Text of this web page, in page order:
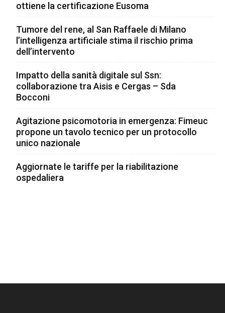
ottiene la certificazione Eusoma
Tumore del rene, al San Raffaele di Milano
l’intelligenza artificiale stima il rischio prima
dell’intervento
Impatto della sanità digitale sul Ssn:
collaborazione tra Aisis e Cergas – Sda
Bocconi
Agitazione psicomotoria in emergenza: Fimeuc
propone un tavolo tecnico per un protocollo
unico nazionale
Aggiornate le tariffe per la riabilitazione
ospedaliera